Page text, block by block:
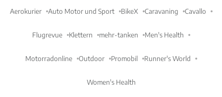
Aerokurier Auto Motor und Sport BikeX Caravaning Cavallo
Flugrevue Klettern mehr-tanken Men's Health
Motorradonline Outdoor Promobil Runner's World
Women's Health